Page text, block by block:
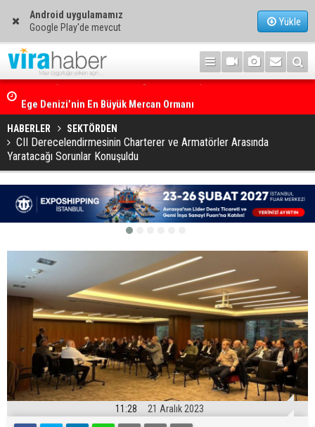
Android uygulamamız
Google Play'de mevcut
Yükle
HABERLER SEKTÖRDEN
CII Derecelendirmesinin Charterer ve Armatörler Arasında
Yaratacağı Sorunlar Konuşuldu
11:28 21 Aralık 2023